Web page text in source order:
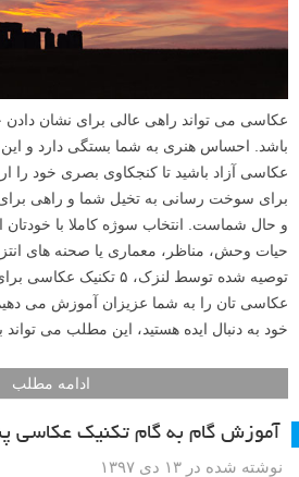
عکاسی می تواند راهی عالی برای نشان دادن
باشد. احساس هنری به شما بستگی دارد و این
عکاسی آزاد باشید تا کنجکاوی بصری خود را
برای سوخت رسانی به تخیل شما و راهی
و حال شماست. انتخاب سوژه کاملا با خودتان
حیات وحش، مناظر، معماری یا صحنه های
توصیه شده توسط لنزک، ۵
عکاسی تان را به شما عزیزان آموزش می
خود به دنبال ایده هستید، این مطلب می تواند
ادامه مطلب
آموزش گام به گام تکنیک عکاسی
نوشته شده در ۱۳ دی ۱۳۹۷